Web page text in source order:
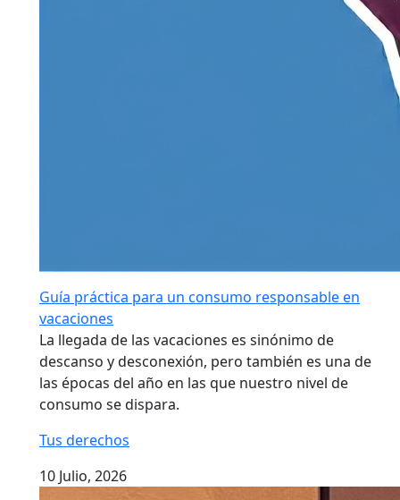
Guía práctica para un consumo responsable en
vacaciones
La llegada de las vacaciones es sinónimo de
descanso y desconexión, pero también es una de
las épocas del año en las que nuestro nivel de
consumo se dispara.
Tus derechos
10 Julio, 2026